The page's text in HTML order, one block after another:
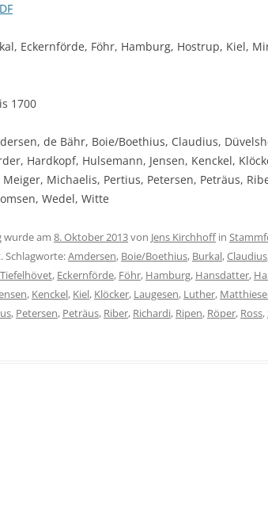
Eckernförde, Föhr, Hamburg, Hostrup, Kiel,
1700
de Bähr, Boie/Boethius, Claudius,
Hardkopf, Hulsemann, Jensen, Kenckel,
Michaelis, Pertius, Petersen, Peträus,
Wedel, Witte
wurde am 8. Oktober 2013von Jens Kirchhoffin
Amdersen, Boie/Boethius, Burkal,Claudius
, Eckernförde, Föhr, Hamburg, Hansdatter,
, Kenckel, Kiel, Klöcker, Laugesen, Luther,
, Petersen, Peträus, Riber, Richardi, Ripen, Röper, Ross,